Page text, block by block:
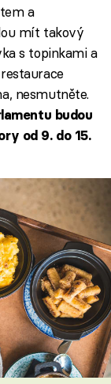
a
mít takový
s topinkami a
nesmutněte.
budou
od 9. do 15.